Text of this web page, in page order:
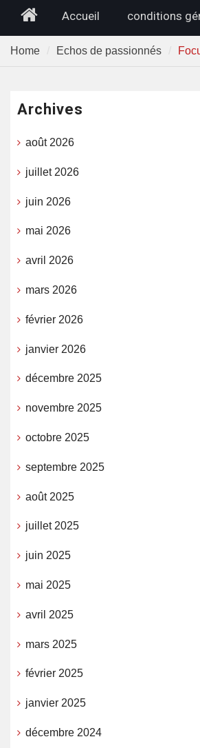
HomeAccueil conditions
Home Echos de passionnés
Archives
août 2026
juillet 2026
juin 2026
mai 2026
avril 2026
mars 2026
février 2026
janvier 2026
décembre 2025
novembre 2025
octobre 2025
septembre 2025
août 2025
juillet 2025
juin 2025
mai 2025
avril 2025
mars 2025
février 2025
janvier 2025
décembre 2024